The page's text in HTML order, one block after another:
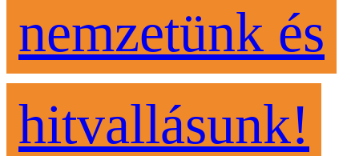
nemzetünk és
hitvallásunk!